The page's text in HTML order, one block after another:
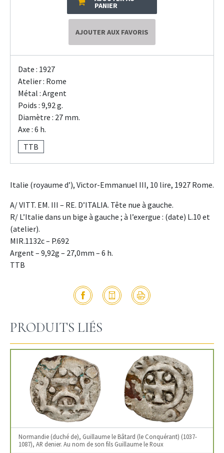
PANIER
AJOUTER AUX FAVORIS
Date : 1927
Atelier : Rome
Métal : Argent
Poids : 9,92 g.
Diamètre : 27 mm.
Axe : 6 h.
TTB
Italie (royaume d’), Victor-Emmanuel III, 10 lire, 1927 Rome.
A/ VITT. EM. III – RE. D’ITALIA. Tête nue à gauche.
R/ L’Italie dans un bige à gauche ; à l’exergue : (date) L.10 et
(atelier).
MIR.1132c – P.692
Argent – 9,92g – 27,0mm – 6 h.
TTB
PRODUITS LIÉS
Normandie (duché de), Guillaume le Bâtard (le Conquérant) (1037-
1087), AR denier. Au nom de son fils Guillaume le Roux